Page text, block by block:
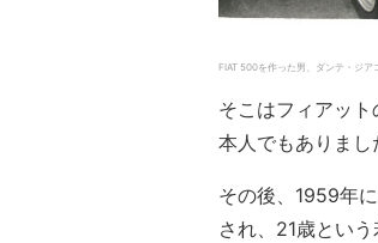
FIAT 500を作った男、ダンテ・ジ
そこはフィアッ
本人でもありまし
その後、1959年
され、21歳とい